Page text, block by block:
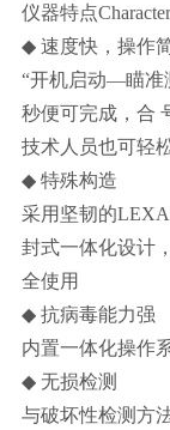
仪器特点
◆ 速度快，操作
“开机启动—瞄准
秒便可完成，合
技术人员也可轻
◆ 特殊构造
采用坚韧的
封式一体化设计
全使用
◆ 抗病毒能力强
内置一体化操作
◆ 无损检测
与破坏性检测方